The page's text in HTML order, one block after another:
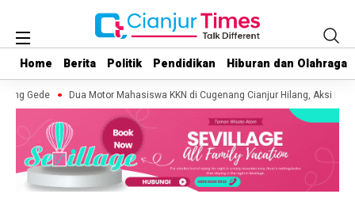
Home Berita Politik Pendidikan Hiburan dan Olahraga
Home Berita Politik Pendidikan Hiburan dan Olahraga
Gede Dua Motor Mahasiswa KKN di Cugenang Cianjur Hilang, Aksi Pelaku